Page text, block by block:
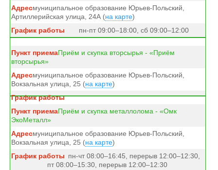
муниципальное образование Юрьев-Польский,
Артиллерийская улица, 24А (на карте)
пн-пт 09:00–18:00, сб 09:00–12:00
Приём и скупка вторсырья - «Приём
вторсырья»
муниципальное образование Юрьев-Польский,
Вокзальная улица, 25 (на карте)
Приём и скупка металлолома - «Омк
ЭкоМеталл»
муниципальное образование Юрьев-Польский,
Вокзальная улица, 25 (на карте)
пн-чт 08:00–16:45, перерыв 12:00–12:30,
пт 08:00–15:30, перерыв 12:00–12:30